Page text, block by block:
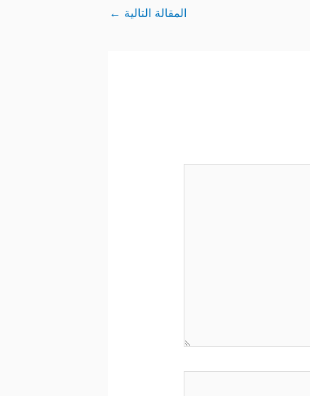
المقالة التالية ←